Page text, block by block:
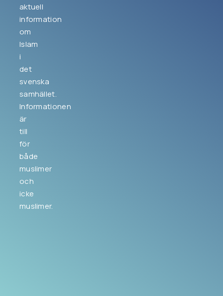
aktuell
information
om
Islam
i
det
svenska
samhället.
Informationen
är
till
för
både
muslimer
och
icke
muslimer.